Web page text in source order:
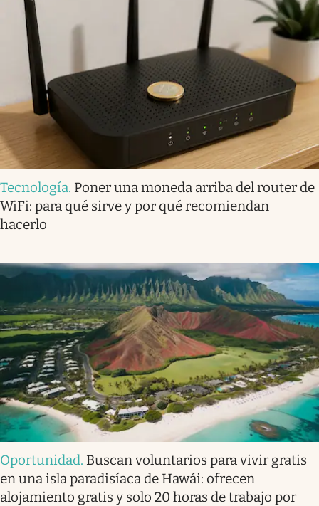
Tecnología. Poner una moneda arriba del router de
WiFi: para qué sirve y por qué recomiendan
hacerlo
Oportunidad. Buscan voluntarios para vivir gratis
en una isla paradisíaca de Hawái: ofrecen
alojamiento gratis y solo 20 horas de trabajo por